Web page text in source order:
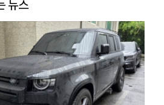
뉴스